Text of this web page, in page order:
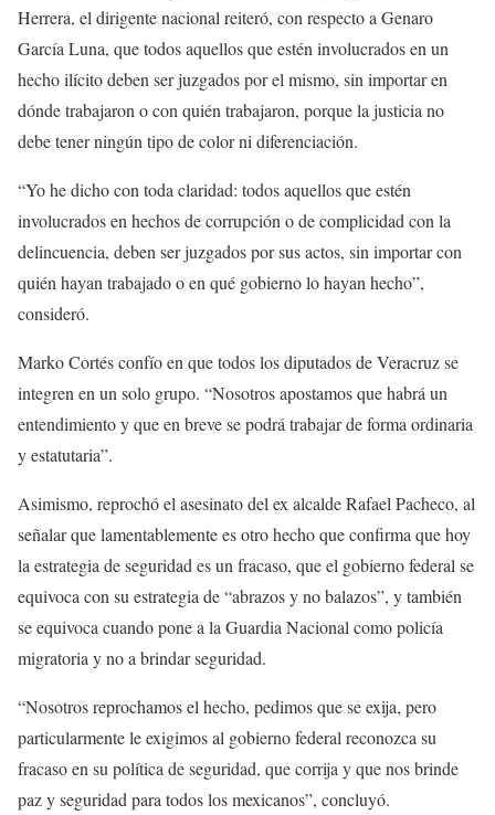
Herrera, el dirigente nacional reiteró, con respecto a Genaro
García Luna, que todos aquellos que estén involucrados en un
hecho ilícito deben ser juzgados por el mismo, sin importar en
dónde trabajaron o con quién trabajaron, porque la justicia no
debe tener ningún tipo de color ni diferenciación.
“Yo he dicho con toda claridad: todos aquellos que estén
involucrados en hechos de corrupción o de complicidad con la
delincuencia, deben ser juzgados por sus actos, sin importar con
quién hayan trabajado o en qué gobierno lo hayan hecho”,
consideró.
Marko Cortés confío en que todos los diputados de Veracruz se
integren en un solo grupo. “Nosotros apostamos que habrá un
entendimiento y que en breve se podrá trabajar de forma ordinaria
y estatutaria”.
Asimismo, reprochó el asesinato del ex alcalde Rafael Pacheco, al
señalar que lamentablemente es otro hecho que confirma que hoy
la estrategia de seguridad es un fracaso, que el gobierno federal se
equivoca con su estrategia de “abrazos y no balazos”, y también
se equivoca cuando pone a la Guardia Nacional como policía
migratoria y no a brindar seguridad.
“Nosotros reprochamos el hecho, pedimos que se exija, pero
particularmente le exigimos al gobierno federal reconozca su
fracaso en su política de seguridad, que corrija y que nos brinde
paz y seguridad para todos los mexicanos”, concluyó.